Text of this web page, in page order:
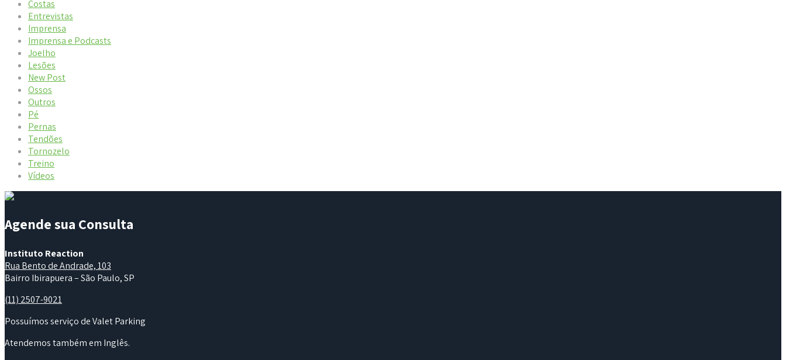
Costas
Entrevistas
Imprensa
Imprensa e Podcasts
Joelho
Lesões
New Post
Ossos
Outros
Pé
Pernas
Tendões
Tornozelo
Treino
Vídeos
Agende sua Consulta
Instituto Reaction
Rua Bento de Andrade, 103
Bairro Ibirapuera – São Paulo, SP
(11) 2507-9021
Possuímos serviço de Valet Parking
Atendemos também em Inglês.